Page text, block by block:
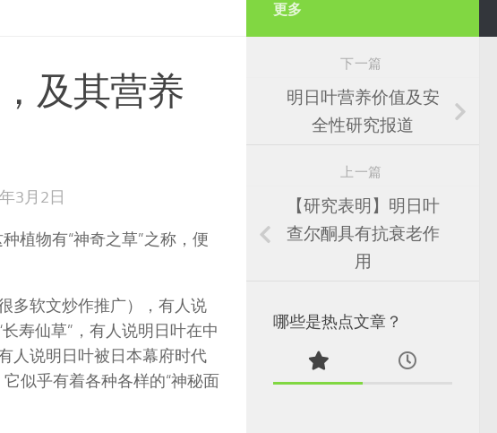
及其营养
3月2日
种植物有“神奇之草”之称，便
多软文炒作推广），有人说
寿仙草”，有人说明日叶在中
人说明日叶被日本幕府时代
似乎有着各种各样的“神秘面
更多
下一篇
明日叶营养价值及安
全性研究报道
上一篇
【研究表明】明日叶
查尔酮具有抗衰老作
用
哪些是热点文章？